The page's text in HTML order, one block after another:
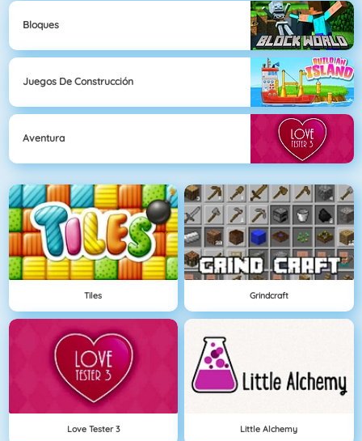
Bloques
Juegos De Construcción
Aventura
Tiles Grindcraft
Love Tester 3 Little Alchemy